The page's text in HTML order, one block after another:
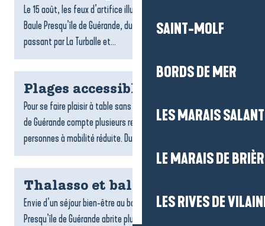
SAINT-MOLF
BORDS DE MER
LES MARAIS
LE MARAIS DE
LES RIVES DE
Le 15 août, les feux d’artifice illuminent les soirées d’été à La
Baule Presqu’île de Guérande, du Croisic jusqu’à Pénestin en
passant par La Turballe et...
Plages accessibles
Pour se faire plaisir à table sans contrainte, La Baule-Presqu’île
de Guérande compte plusieurs restaurants accessibles aux
personnes à mobilité réduite. Du bord de mer aux...
Thalasso et balnéo
Envie d’un séjour bien-être au bord de l’océan ? La Baule-
Presqu’île de Guérande abrite plusieurs centres de